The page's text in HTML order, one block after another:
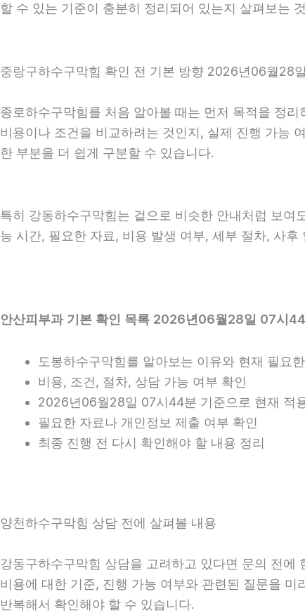
할 수 있는 기준이 충분히 정리되어 있는지 살펴보는
중랑구하수구막힘 확인 전 기본 방향 2026년06월28
종로하수구막힘를 처음 알아볼 때는 먼저 목적을 정
비용이나 조건을 비교하려는 것인지, 실제 진행 가능
한 부분을 더 쉽게 구분할 수 있습니다.
특히 강동하수구막힘는 겉으로 비슷한 안내처럼 보
능 시간, 필요한 자료, 비용 발생 여부, 세부 절차, 사
안산피부과 기본 확인 목록 2026년06월28일 07시
도봉하수구막힘를 알아보는 이유와 현재 필요
비용, 조건, 절차, 상담 가능 여부 확인
2026년06월28일 07시44분 기준으로 현재 적
필요한 자료나 개인정보 제출 여부 확인
최종 진행 전 다시 확인해야 할 내용 정리
양천하수구막힘 상담 전에 살펴볼 내용
강동구하수구막힘 상담을 고려하고 있다면 문의 전
비용에 대한 기준, 진행 가능 여부와 관련된 질문을
반복해서 확인해야 할 수 있습니다.